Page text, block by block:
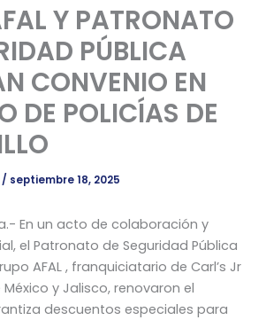
Y PATRONATO
PÚBLICA
CONVENIO EN
DE POLICÍAS DE
/ septiembre 18, 2025
En un acto de colaboración y
el Patronato de Seguridad Pública
AFAL , franquiciatario de Carl’s Jr
y Jalisco, renovaron el
descuentos especiales para